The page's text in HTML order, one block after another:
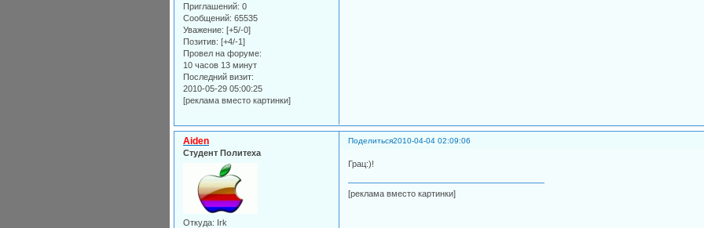
Приглашений: 0
Сообщений: 65535
Уважение: [+5/-0]
Позитив: [+4/-1]
Провел на форуме:
10 часов 13 минут
Последний визит:
2010-05-29 05:00:25
[реклама вместо картинки]
Поделиться2010-04-04 02:09:06
Aiden
Студент Политеха
Откуда: Irk
Грац:)!
[реклама вместо картинки]